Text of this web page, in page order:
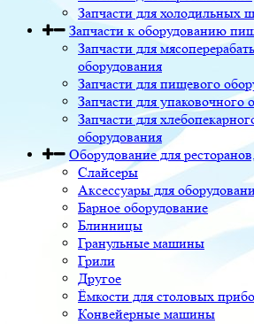
Запчасти для холодильных
Запчасти к оборудованию
Запчасти для
оборудования
Запчасти для пищевого
Запчасти для упаковочного
Запчасти для
оборудования
Оборудование для
Слайсеры
Аксессуары для
Барное оборудование
Блинницы
Гранульные машины
Грили
Другое
Ёмкости для столовых
Конвейерные машины